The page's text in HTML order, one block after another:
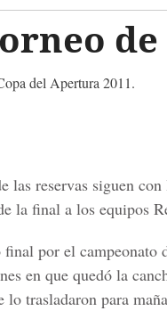
de
del Apertura 2011.
reservas siguen con
la final a los equipos
por el campeonato
en que quedó la
lo trasladaron para